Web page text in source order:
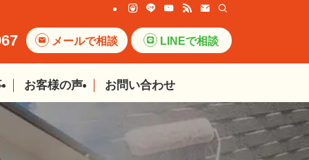
お客様の声 お問い合わせ
メールで相談 LINEで相談